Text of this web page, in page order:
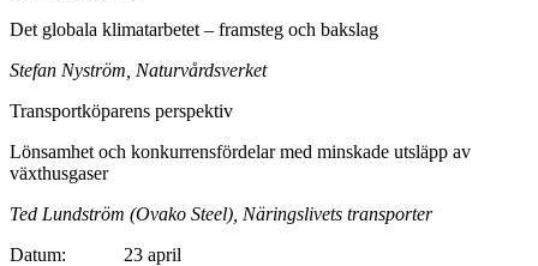
Det globala klimatarbetet – framsteg och bakslag
Stefan Nyström, Naturvårdsverket
Transportköparens perspektiv
Lönsamhet och konkurrensfördelar med minskade utsläpp av
växthusgaser
Ted Lundström (Ovako Steel), Näringslivets transporter
Datum: 23 april